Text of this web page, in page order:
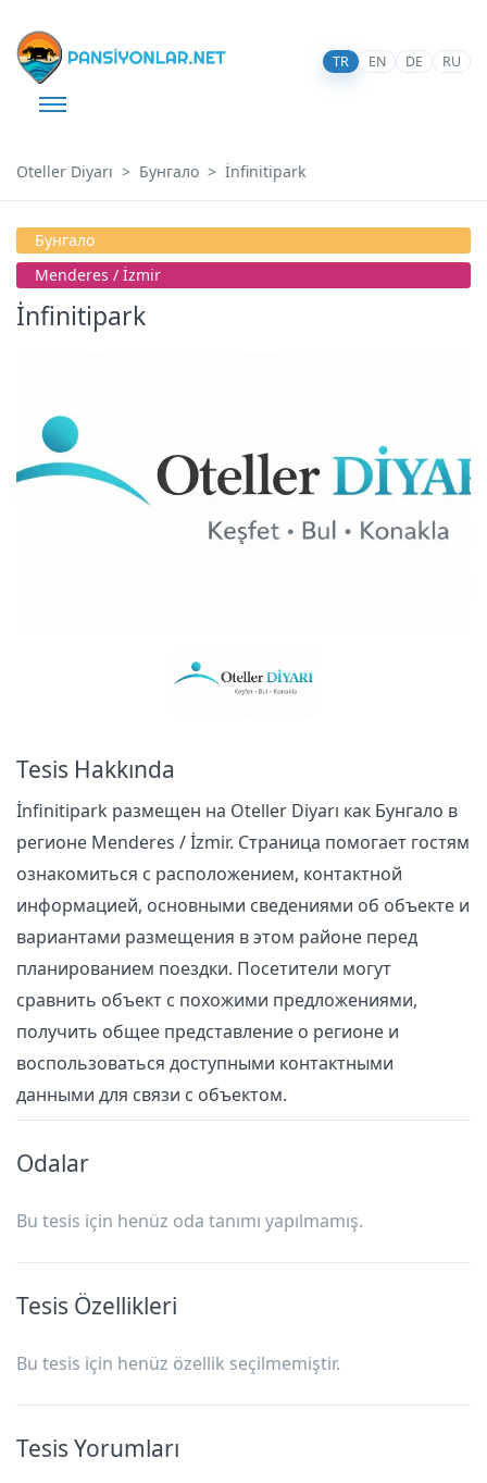
TR EN DE RU
Oteller Diyarı Бунгало İnfinitipark
Бунгало
Menderes / İzmir
İnfinitipark
Tesis Hakkında
İnfinitipark размещен на Oteller Diyarı как Бунгало в
регионе Menderes / İzmir. Страница помогает гостям
ознакомиться с расположением, контактной
информацией, основными сведениями об объекте и
вариантами размещения в этом районе перед
планированием поездки. Посетители могут
сравнить объект с похожими предложениями,
получить общее представление о регионе и
воспользоваться доступными контактными
данными для связи с объектом.
Odalar
Bu tesis için henüz oda tanımı yapılmamış.
Tesis Özellikleri
Bu tesis için henüz özellik seçilmemiştir.
Tesis Yorumları